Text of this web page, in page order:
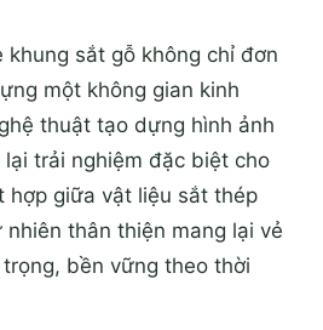
khung sắt gỗ không chỉ đơn
một không gian kinh
thuật tạo dựng hình ảnh
trải nghiệm đặc biệt cho
hợp giữa vật liệu sắt thép
thân thiện mang lại vẻ
bền vững theo thời